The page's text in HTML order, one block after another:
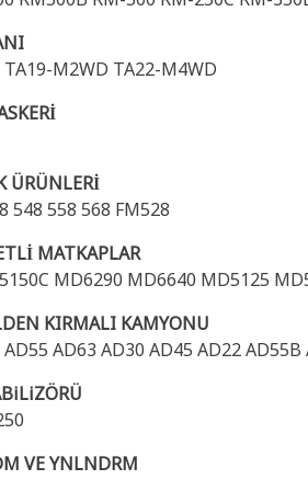
M2WD TA22-M4WD
ÜRÜNLERİ
548 558 568 FM528
MATKAPLAR
MD6290 MD6640 MD5125
KIRMALI KAMYONU
AD63 AD30 AD45 AD22 AD55B
VE YNLNDRM